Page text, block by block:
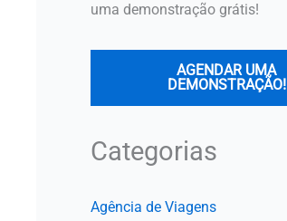
uma demonstração grátis!
AGENDAR UMA
DEMONSTRAÇÃO!
Categorias
Agência de Viagens